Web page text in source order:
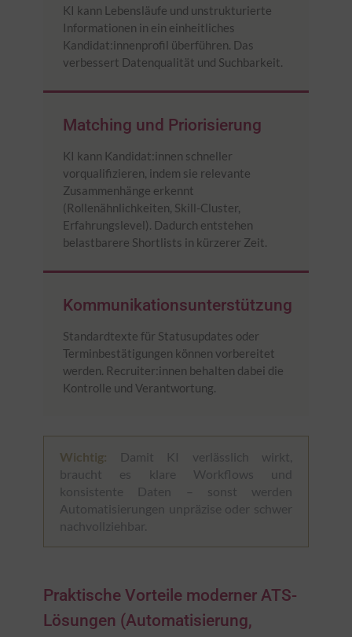
KI kann Lebensläufe und unstrukturierte
Informationen in ein einheitliches
Kandidat:innenprofil überführen. Das
verbessert Datenqualität und Suchbarkeit.
Matching und Priorisierung
KI kann Kandidat:innen schneller
vorqualifizieren, indem sie relevante
Zusammenhänge erkennt
(Rollenähnlichkeiten, Skill-Cluster,
Erfahrungslevel). Dadurch entstehen
belastbarere Shortlists in kürzerer Zeit.
Kommunikationsunterstützung
Standardtexte für Statusupdates oder
Terminbestätigungen können vorbereitet
werden. Recruiter:innen behalten dabei die
Kontrolle und Verantwortung.
Wichtig: Damit KI verlässlich wirkt,
braucht es klare Workflows und
konsistente Daten – sonst werden
Automatisierungen unpräzise oder schwer
nachvollziehbar.
Praktische Vorteile moderner ATS-
Lösungen (Automatisierung,